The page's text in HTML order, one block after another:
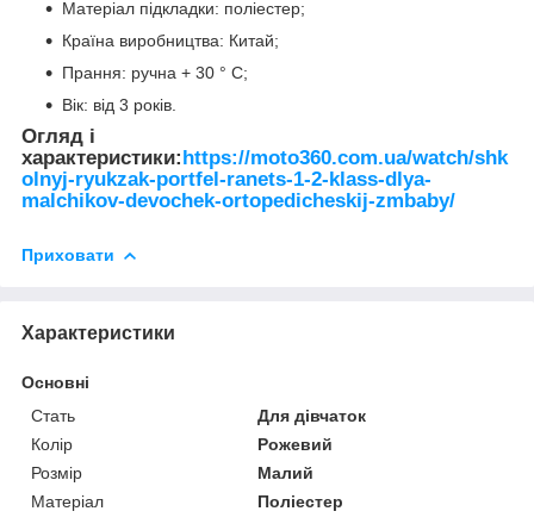
Матеріал підкладки: поліестер;
Країна виробництва: Китай;
Прання: ручна + 30 ° C;
Вік: від 3 років.
Огляд і
характеристики:https://moto360.com.ua/watch/shk
olnyj-ryukzak-portfel-ranets-1-2-klass-dlya-
malchikov-devochek-ortopedicheskij-zmbaby/
Приховати
Характеристики
Основні
Стать
Для дівчаток
Колір
Рожевий
Розмір
Малий
Матеріал
Поліестер